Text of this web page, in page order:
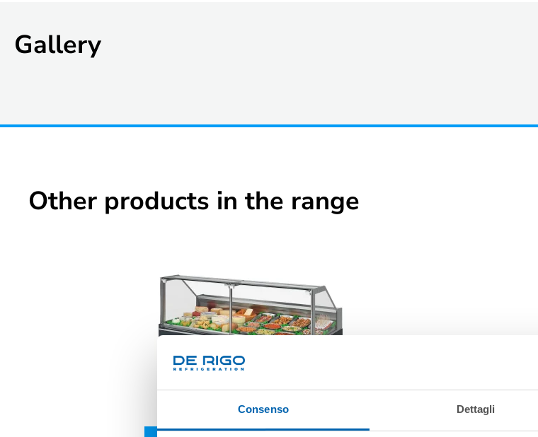
Consenso Dettagli
Gallery
Other products in the range